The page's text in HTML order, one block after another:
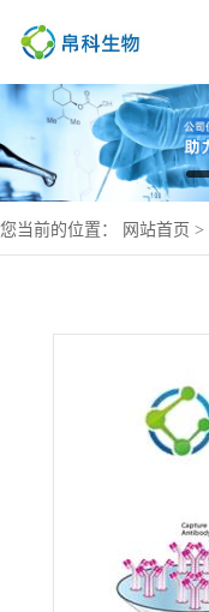
您当前的位置： 网站首页 >